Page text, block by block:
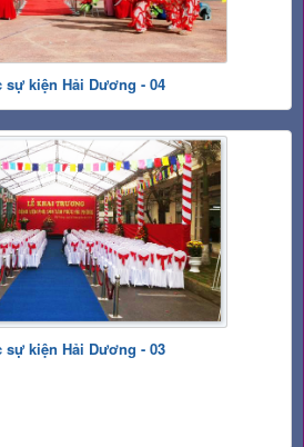
sự kiện Hải Dương - 04
sự kiện Hải Dương - 03